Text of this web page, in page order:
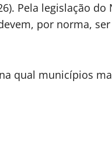
Pela legislação do
por norma,
qual municípios